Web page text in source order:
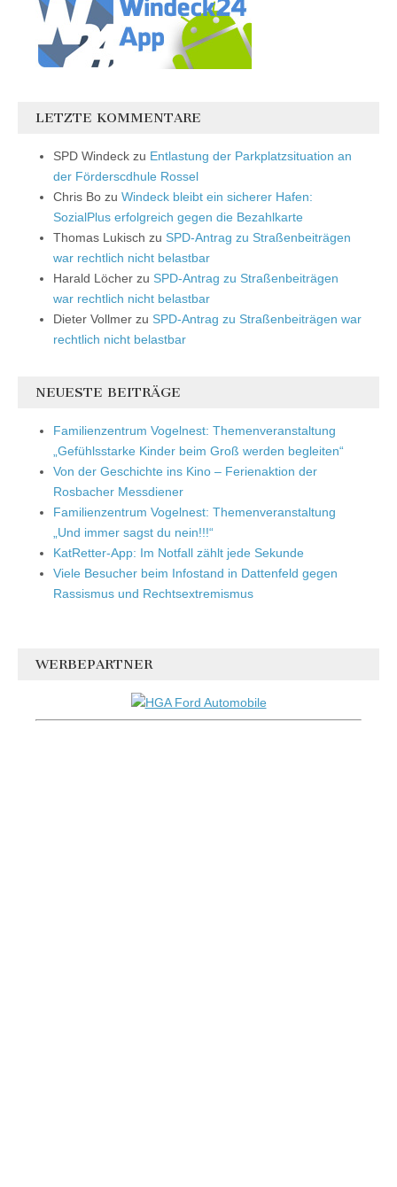
LETZTE KOMMENTARE
SPD Windeck zu Entlastung der Parkplatzsituation an
der Förderscdhule Rossel
Chris Bo zu Windeck bleibt ein sicherer Hafen:
SozialPlus erfolgreich gegen die Bezahlkarte
Thomas Lukisch zu SPD-Antrag zu Straßenbeiträgen
war rechtlich nicht belastbar
Harald Löcher zu SPD-Antrag zu Straßenbeiträgen
war rechtlich nicht belastbar
Dieter Vollmer zu SPD-Antrag zu Straßenbeiträgen war
rechtlich nicht belastbar
NEUESTE BEITRÄGE
Familienzentrum Vogelnest: Themenveranstaltung
„Gefühlsstarke Kinder beim Groß werden begleiten“
Von der Geschichte ins Kino – Ferienaktion der
Rosbacher Messdiener
Familienzentrum Vogelnest: Themenveranstaltung
„Und immer sagst du nein!!!“
KatRetter-App: Im Notfall zählt jede Sekunde
Viele Besucher beim Infostand in Dattenfeld gegen
Rassismus und Rechtsextremismus
WERBEPARTNER